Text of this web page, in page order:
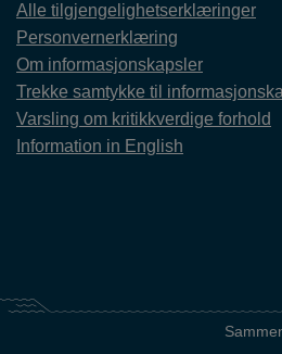
Alle tilgjengelighetserklæringer
Personvernerklæring
Om informasjonskapsler
Trekke samtykke til
Varsling om kritikkverdige forhold
Information in English